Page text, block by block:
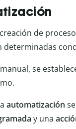
de
se
automatización
y una